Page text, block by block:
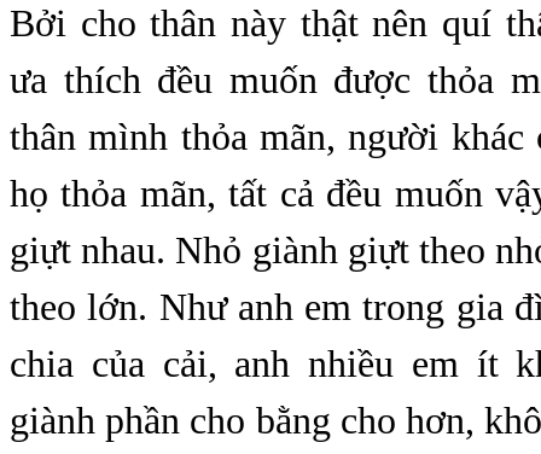
Bởi cho thân này thật nên quí
ưa thích đều muốn được thỏa
thân mình thỏa mãn, người khác
họ thỏa mãn, tất cả đều muốn
giựt nhau. Nhỏ giành giựt theo
theo lớn. Như anh em trong gia
chia của cải, anh nhiều em ít
giành phần cho bằng cho hơn,